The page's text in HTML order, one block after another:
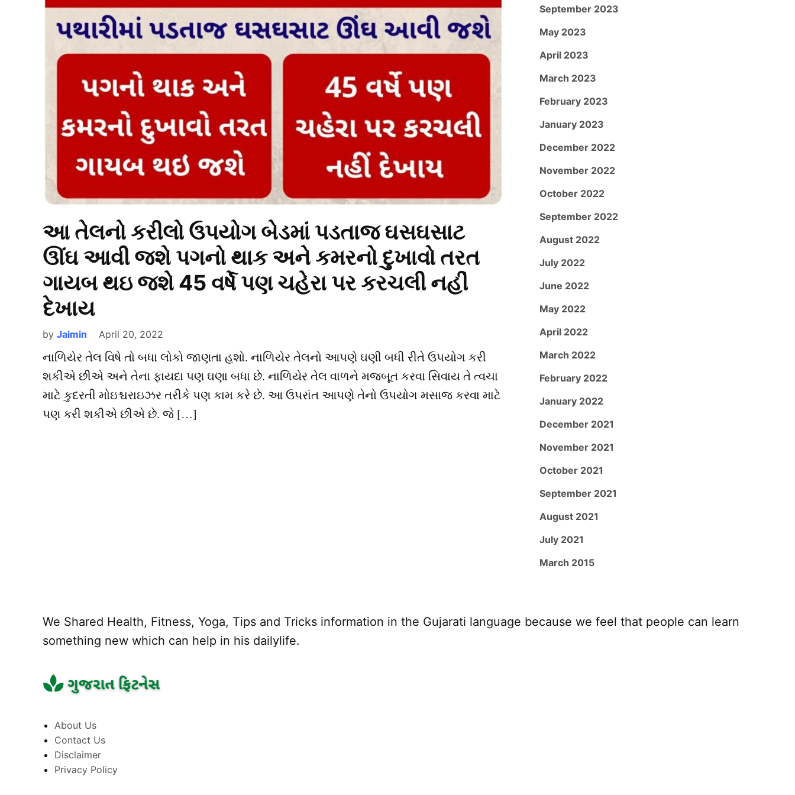
આ તેલનો કરીલો ઉપયોગ બેડમાં પડતાજ ઘસઘસાટ
ઊંઘ આવી જશે પગનો થાક અને કમરનો દુખાવો તરત
ગાયબ થઇ જશે 45 વર્ષે પણ ચહેરા પર કરચલી નહીં
દેખાય
by Jaimin April 20, 2022
નાળિયેર તેલ વિષે તો બધા લોકો જાણતા હશો. નાળિયેર તેલનો આપણે ઘણી બધી રીતે ઉપયોગ કરી
શકીએ છીએ અને તેના ફાયદા પણ ઘણા બધા છે. નાળિયેર તેલ વાળને મજબૂત કરવા સિવાય તે ત્વચા
માટે કુદરતી મોઇશ્ચરાઇઝર તરીકે પણ કામ કરે છે. આ ઉપરાંત આપણે તેનો ઉપયોગ મસાજ કરવા માટે
પણ કરી શકીએ છીએ છે. જે […]
September 2023
May 2023
April 2023
March 2023
February 2023
January 2023
December 2022
November 2022
October 2022
September 2022
August 2022
July 2022
June 2022
May 2022
April 2022
March 2022
February 2022
January 2022
December 2021
November 2021
October 2021
September 2021
August 2021
July 2021
March 2015
We Shared Health, Fitness, Yoga, Tips and Tricks information in the Gujarati language because we feel that people can learn
something new which can help in his dailylife.
About Us
Contact Us
Disclaimer
Privacy Policy